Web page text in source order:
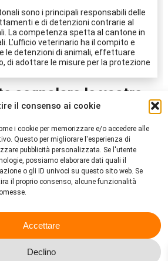
il consenso ai cookie
i cookie per memorizzare e/o accedere alle
Questo per migliorare l'esperienza di
pubblicità personalizzata. Se l'utente
possiamo elaborare dati quali il
o gli ID univoci su questo sito web. Se
il proprio consenso, alcune funzionalità
Accettare
Declino
sono i principali responsabili delle
e di detenzioni contrarie al
La competenza spetta al cantone in
L’ufficio veterinario ha il compito e
le detenzioni di animali, effettuare
di adottare le misure per la protezione
segnalare le vostre
cantonale
Controllo sulla
animali della
degli Animali PSA